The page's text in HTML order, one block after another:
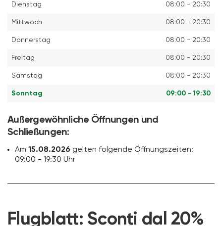
Dienstag 08:00 - 20:30
Mittwoch 08:00 - 20:30
Donnerstag 08:00 - 20:30
Freitag 08:00 - 20:30
Samstag 08:00 - 20:30
Sonntag 09:00 - 19:30
Außergewöhnliche Öffnungen und
Schließungen:
Am 15.08.2026 gelten folgende Öffnungszeiten:
09:00 - 19:30 Uhr
Flugblatt: Sconti dal 20%